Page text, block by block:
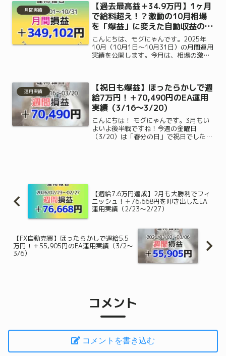
な声も聞こえてきそうで...
月間実績
【過去最高益＋34.9万円】1ヶ月
で給料超え！？激動の10月相場
を「爆益」に変えた自動収益の全
貌
こんにちは、モグにゃんです。2025年
10月（10月1日～10月31日）の月間運用
実績を公開します。今月は、相場の激し
い」「相場が荒...
運用実績
【祝日も爆益】ほったらかしで週
給7万円！＋70,490円のEA運用
実績（3/16〜3/20）
こんにちは！ モグにゃんです。3月もい
よいよ後半戦ですね！今週の金曜日
（3/20）は「春分の日」で祝日でした
【週給7.6万円達成】2月も大勝利でフィ
ニッシュ！＋76,668円を叩き出したEA
運用実績（2/23〜2/27）
【FX自動売買】ほったらかしで週給5.5
万円！＋55,905円のEA運用実績（3/2〜
3/6）
コメント
コメントを書き込む